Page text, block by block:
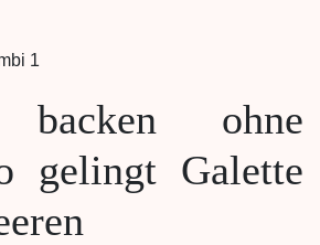
backen ohne
gelingt Galette